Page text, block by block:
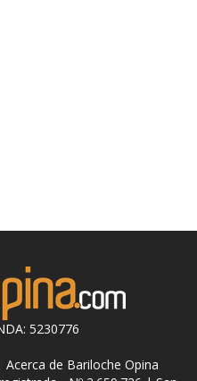
5230776
Acerca de Bariloche Opina